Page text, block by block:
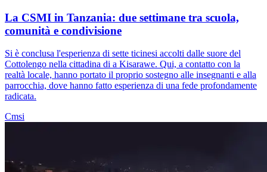
La CSMI in Tanzania: due settimane tra scuola,
comunità e condivisione
Si è conclusa l'esperienza di sette ticinesi accolti dalle suore del
Cottolengo nella cittadina di a Kisarawe. Qui, a contatto con la
realtà locale, hanno portato il proprio sostegno alle insegnanti e alla
parrocchia, dove hanno fatto esperienza di una fede profondamente
radicata.
Cmsi